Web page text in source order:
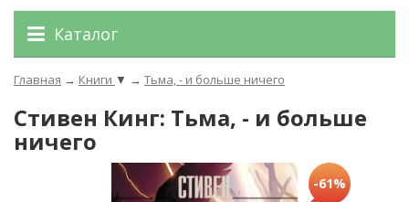
Каталог
Главная → Книги ▼ → Тьма, - и больше ничего
Стивен Кинг: Тьма, - и больше
ничего
-61%